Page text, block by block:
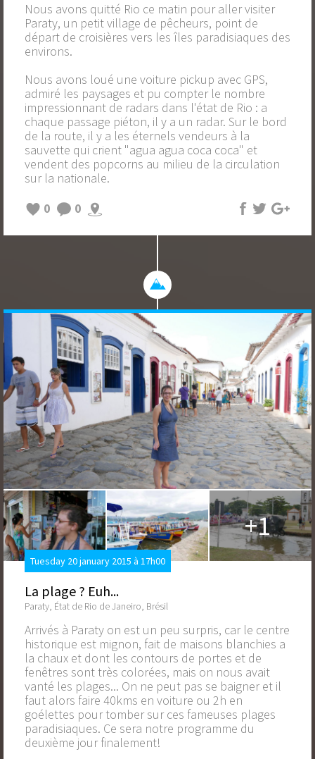
Nous avons quitté Rio ce matin pour aller visiter
Paraty, un petit village de pêcheurs, point de
départ de croisières vers les îles paradisiaques des
environs.
Nous avons loué une voiture pickup avec GPS,
admiré les paysages et pu compter le nombre
impressionnant de radars dans l'état de Rio : a
chaque passage piéton, il y a un radar. Sur le bord
de la route, il y a les éternels vendeurs à la
sauvette qui crient "agua agua coca coca" et
vendent des popcorns au milieu de la circulation
sur la nationale.
0
0
+1
Tuesday 20 january 2015 à 17h00
La plage ? Euh...
Paraty, État de Rio de Janeiro, Brésil
Arrivés à Paraty on est un peu surpris, car le centre
historique est mignon, fait de maisons blanchies a
la chaux et dont les contours de portes et de
fenêtres sont très colorées, mais on nous avait
vanté les plages... On ne peut pas se baigner et il
faut alors faire 40kms en voiture ou 2h en
goélettes pour tomber sur ces fameuses plages
paradisiaques. Ce sera notre programme du
deuxième jour finalement!